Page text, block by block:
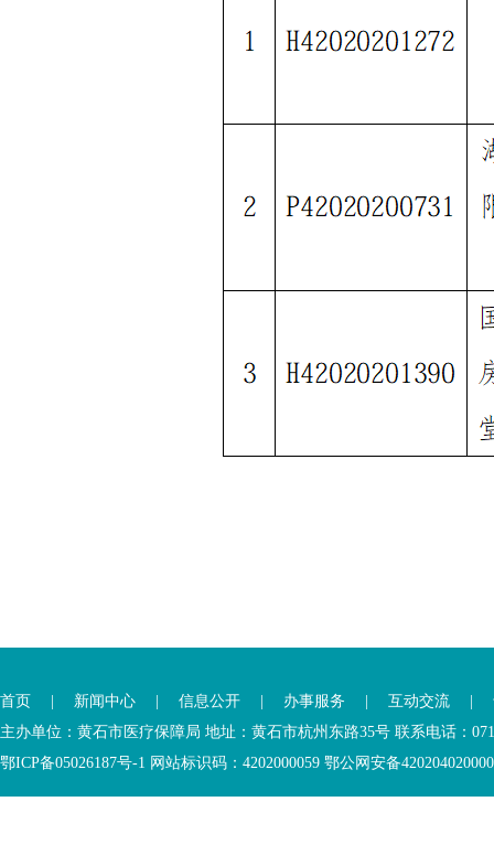
首页 新闻中心 信息公开 办事服务 互动交流
主办单位：黄石市医疗保障局 地址：黄石市杭州东路35号 联系电话：
鄂ICP备05026187号-1 网站标识码：4202000059 鄂公网安备